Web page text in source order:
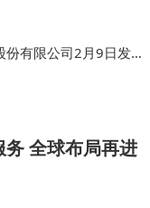
有限公司2月9日发布
示，科大讯飞股份有
全球布局再进